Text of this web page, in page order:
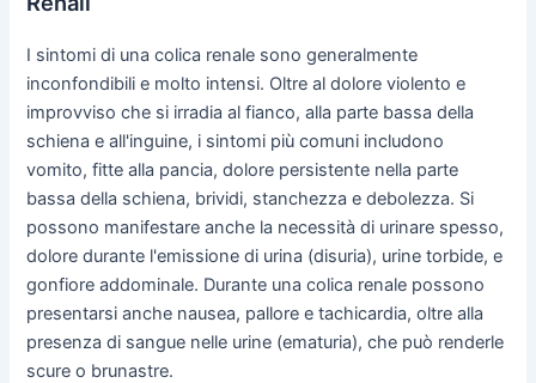
I sintomi di una colica renale sono generalmente
inconfondibili e molto intensi. Oltre al dolore violento e
improvviso che si irradia al fianco, alla parte bassa della
schiena e all'inguine, i sintomi più comuni includono
vomito, fitte alla pancia, dolore persistente nella parte
bassa della schiena, brividi, stanchezza e debolezza. Si
possono manifestare anche la necessità di urinare spesso,
dolore durante l'emissione di urina (disuria), urine torbide, e
gonfiore addominale. Durante una colica renale possono
presentarsi anche nausea, pallore e tachicardia, oltre alla
presenza di sangue nelle urine (ematuria), che può renderle
scure o brunastre.